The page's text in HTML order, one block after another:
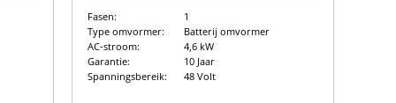
Fasen:
1
Type omvormer:
Batterij omvormer
AC-stroom:
4,6 kW
Garantie:
10 Jaar
Spanningsbereik:
48 Volt